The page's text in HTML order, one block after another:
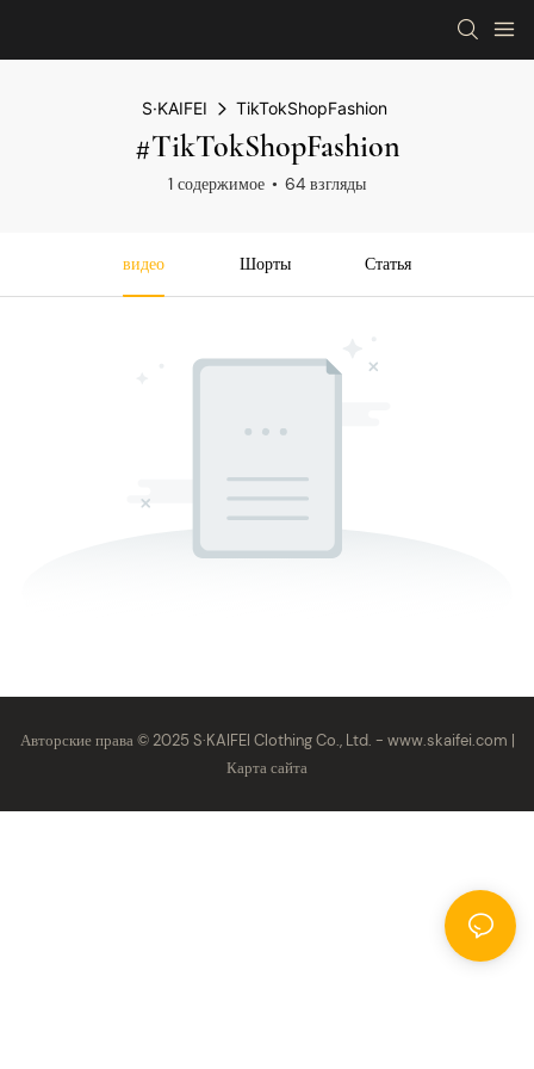
S·KAIFEI TikTokShopFashion
#TikTokShopFashion
1 содержимое 64 взгляды
видео Шорты Статья
Авторские права © 2025 S·KAIFEI Clothing Co., Ltd. - www.skaifei.com |
Карта сайта